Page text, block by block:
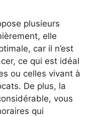
plusieurs
elle
car il n’est
ce qui est idéal
ou celles vivant à
De plus, la
vous
qui